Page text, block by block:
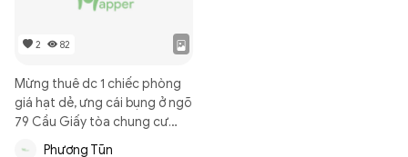
2 82
Mừng thuê dc 1 chiếc phòng
giá hạt dẻ, ưng cái bụng ở ngõ
79 Cầu Giấy tòa chung cư
mini Lotus Home 68, nên
Phương Tũn